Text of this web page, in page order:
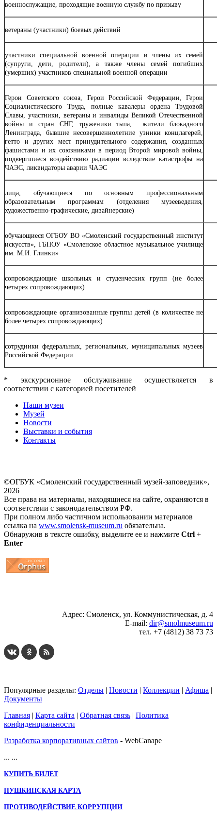
военнослужащие, проходящие военную службу по призыву
ветераны (участники) боевых действий
участники специальной военной операции и члены их семей
(супруги, дети, родители), а также члены семей погибших
(умерших) участников специальной военной операции
Герои Советского союза, Герои Российской Федерации, Герои
Социалистического Труда, полные кавалеры ордена Трудовой
Славы, участники, ветераны и инвалиды Великой Отечественной
войны и стран СНГ, труженики тыла, жители блокадного
Ленинграда, бывшие несовершеннолетние узники концлагерей,
гетто и других мест принудительного содержания, созданных
фашистами и их союзниками в период Второй мировой войны,
подвергшиеся воздействию радиации вследствие катастрофы на
ЧАЭС, ликвидаторы аварии ЧАЭС
лица, обучающиеся по основным профессиональным
образовательным программам (отделения музееведения,
художественно-графические, дизайнерские)
обучающиеся ОГБОУ ВО «Смоленский государственный институт
искусств», ГБПОУ «Смоленское областное музыкальное училище
им. М.И. Глинки»
сопровождающие школьных и студенческих групп (не более
четырех сопровождающих)
сопровождающие организованные группы детей (в количестве не
более четырех сопровождающих)
сотрудники федеральных, региональных, муниципальных музеев
Российской Федерации
* экскурсионное обслуживание осуществляется в
соответствии с категорией посетителей
Наши музеи
Музей
Новости
Выставки и события
Контакты
©ОГБУК «Смоленский государственный музей-заповедник»,
2026
Все права на материалы, находящиеся на сайте, охраняются в
соответствии с законодательством РФ.
При полном либо частичном использовании материалов
ссылка на www.smolensk-museum.ru обязательна.
Обнаружив в тексте ошибку, выделите ее и нажмите Ctrl +
Enter
Адрес: Смоленск, ул. Коммунистическая, д. 4
E-mail: dir@smolmuseum.ru
тел. +7 (4812) 38 73 73
Популярные разделы: Отделы | Новости | Коллекции | Афиша |
Документы
Главная | Карта сайта | Обратная связь | Политика
конфиденциальности
Разработка корпоративных сайтов - WebCanape
... ...
КУПИТЬ БИЛЕТ
ПУШКИНСКАЯ КАРТА
ПРОТИВОДЕЙСТВИЕ КОРРУПЦИИ